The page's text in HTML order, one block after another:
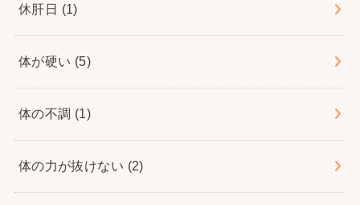
休肝日 (1)
体が硬い (5)
体の不調 (1)
体の力が抜けない (2)